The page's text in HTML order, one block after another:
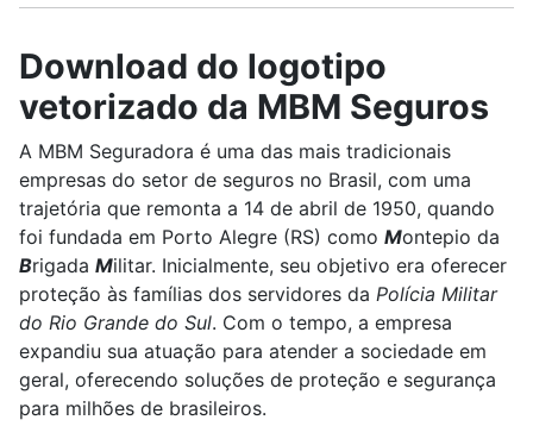
Download do logotipo
vetorizado da MBM Seguros
A MBM Seguradora é uma das mais tradicionais
empresas do setor de seguros no Brasil, com uma
trajetória que remonta a 14 de abril de 1950, quando
foi fundada em Porto Alegre (RS) como Montepio da
Brigada Militar. Inicialmente, seu objetivo era oferecer
proteção às famílias dos servidores da Polícia Militar
do Rio Grande do Sul. Com o tempo, a empresa
expandiu sua atuação para atender a sociedade em
geral, oferecendo soluções de proteção e segurança
para milhões de brasileiros.